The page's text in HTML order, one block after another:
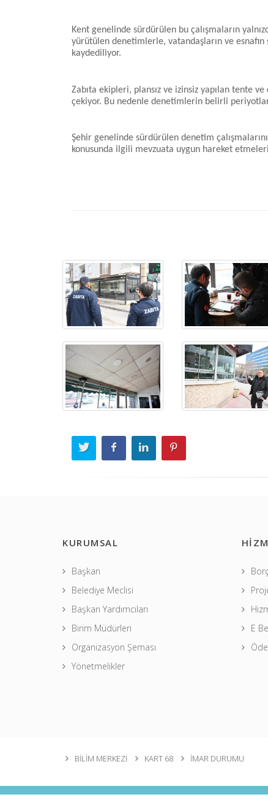
Kent genelinde sürdürülen bu çalışmaların
yürütülen denetimlerle, vatandaşların ve esnafın
kaydediliyor.
Zabıta ekipleri, plansız ve izinsiz yapılan tente
çekiyor. Bu nedenle denetimlerin belirli
Şehir genelinde sürdürülen denetim
konusunda ilgili mevzuata uygun hareket
KURUMSAL
Başkan
Belediye Meclisi
Başkan Yardımcıları
Birim Müdürleri
Organizasyon Şeması
Yönetmelikler
E
BİLİM MERKEZİ KART 68 İMAR DURUMU